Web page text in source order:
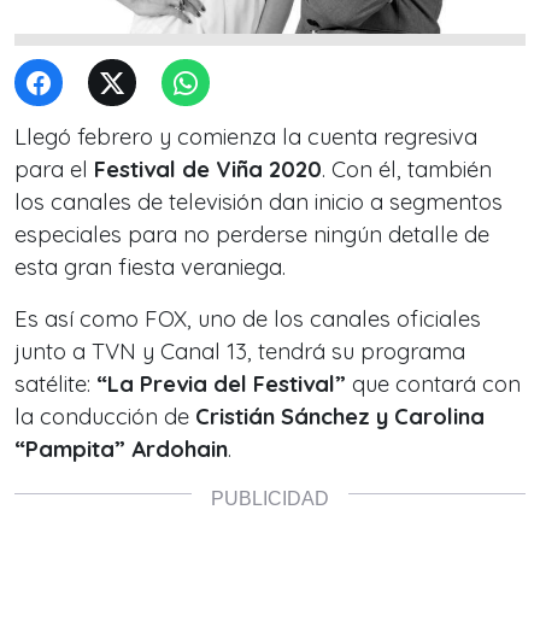
Llegó febrero y comienza la cuenta regresiva
para el Festival de Viña 2020. Con él, también
los canales de televisión dan inicio a segmentos
especiales para no perderse ningún detalle de
esta gran fiesta veraniega.
Es así como FOX, uno de los canales oficiales
junto a TVN y Canal 13, tendrá su programa
satélite: “La Previa del Festival” que contará con
la conducción de Cristián Sánchez y Carolina
“Pampita” Ardohain.